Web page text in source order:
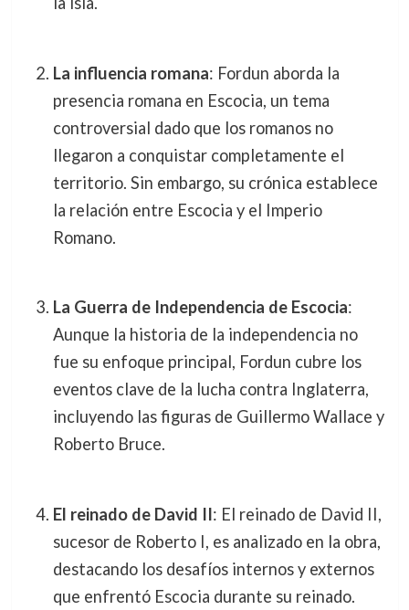
La influencia romana: Fordun aborda la
presencia romana en Escocia, un tema
controversial dado que los romanos no
llegaron a conquistar completamente el
territorio. Sin embargo, su crónica establece
la relación entre Escocia y el Imperio
Romano.
La Guerra de Independencia de Escocia:
Aunque la historia de la independencia no
fue su enfoque principal, Fordun cubre los
eventos clave de la lucha contra Inglaterra,
incluyendo las figuras de Guillermo Wallace y
Roberto Bruce.
El reinado de David II: El reinado de David II,
sucesor de Roberto I, es analizado en la obra,
destacando los desafíos internos y externos
que enfrentó Escocia durante su reinado.